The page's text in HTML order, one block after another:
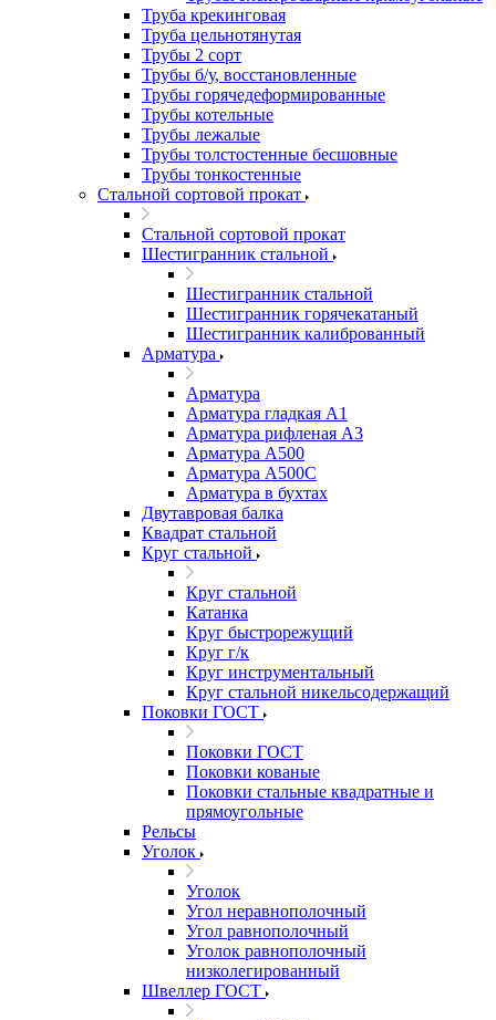
Труба крекинговая
Труба цельнотянутая
Трубы 2 сорт
Трубы б/у, восстановленные
Трубы горячедеформированные
Трубы котельные
Трубы лежалые
Трубы толстостенные бесшовные
Трубы тонкостенные
Стальной сортовой прокат
Стальной сортовой прокат
Шестигранник стальной
Шестигранник стальной
Шестигранник горячекатаный
Шестигранник калиброванный
Арматура
Арматура
Арматура гладкая А1
Арматура рифленая А3
Арматура А500
Арматура А500С
Арматура в бухтах
Двутавровая балка
Квадрат стальной
Круг стальной
Круг стальной
Катанка
Круг быстрорежущий
Круг г/к
Круг инструментальный
Круг стальной никельсодержащий
Поковки ГОСТ
Поковки ГОСТ
Поковки кованые
Поковки стальные квадратные и
прямоугольные
Рельсы
Уголок
Уголок
Угол неравнополочный
Угол равнополочный
Уголок равнополочный
низколегированный
Швеллер ГОСТ